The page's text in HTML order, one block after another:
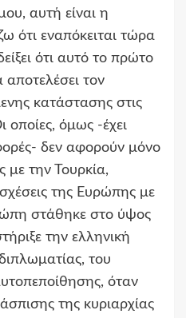
αυτή είναι η
ότι εναπόκειται τώρα
ότι αυτό το πρώτο
αποτελέσει τον
κατάστασης στις
οποίες, όμως -έχει
δεν αφορούν μόνο
με την Τουρκία,
της Ευρώπης με
στάθηκε στο ύψος
την ελληνική
του
όταν
της κυριαρχίας